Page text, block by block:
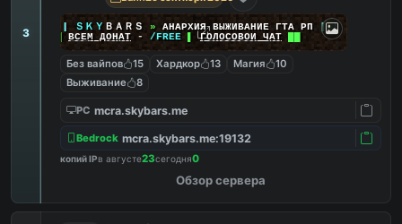
3 ＳＫＹ ＢＡＲＳ » АНАРХИЯ ВЫЖИВАНИЕ ГТА РП |||
ВСЕМ ДОНАТ- /FREE ▌ГОЛОСОВОЙ ЧАТ
Без вайпов 15 Хардкор 13 Магия
10
Выживание
8
PC mcra.skybars.me
Bedrock mcra.skybars.me:19132
копий IPв августе23сегодня0
Обзор сервера